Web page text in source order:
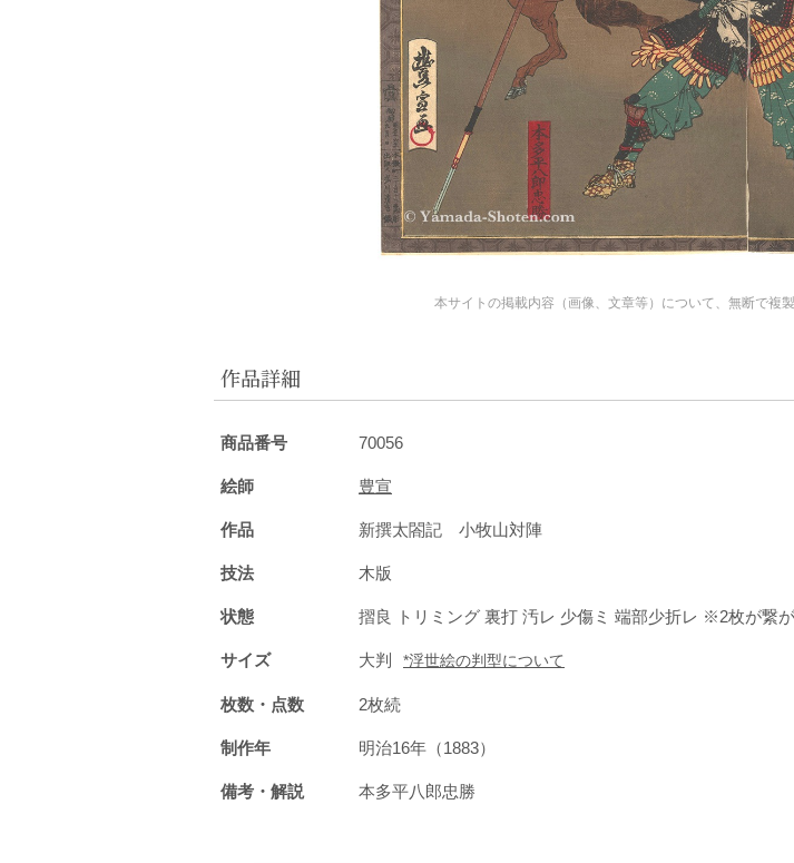
本サイトの掲載内容（画像、文章等）について、無断で複
作品詳細
商品番号 70056
絵師 豊宣
作品 新撰太閤記 小牧山対陣
技法 木版
状態 摺良 トリミング 裏打 汚レ 少傷ミ 端部少折レ ※2枚が繋
サイズ 大判 *浮世絵の判型について
枚数・点数 2枚続
制作年 明治16年（1883）
備考・解説 本多平八郎忠勝